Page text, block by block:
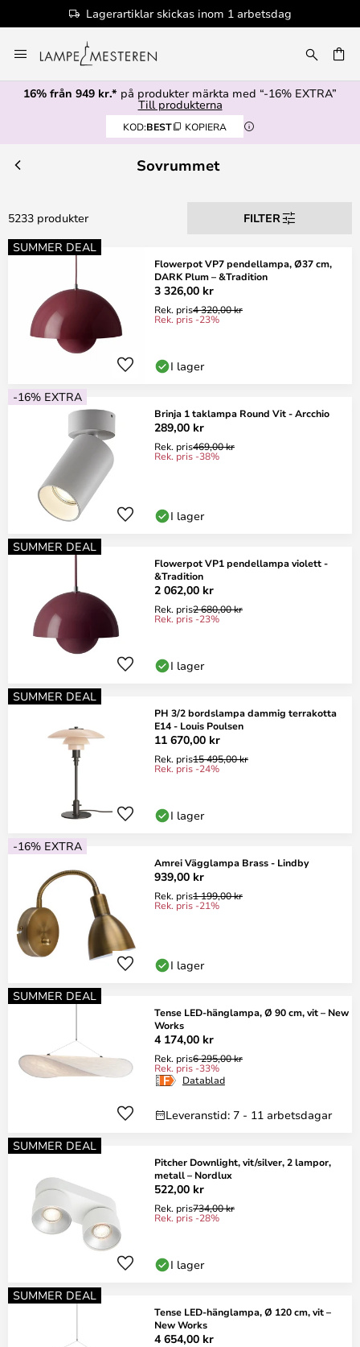
100+ designervarumärken
till
innehållet
16% från 949 kr.* på produkter märkta med “-16% EXTRA”
Till produkterna
KOD:BEST KOPIERA
Sovrummet
5233 produkter
FILTER
SUMMER DEAL
Flowerpot VP7 pendellampa, Ø37 cm,
DARK Plum – &Tradition
3 326,00 kr
Rek. pris4 320,00 kr
Rek. pris -23%
I lager
-16% EXTRA
Brinja 1 taklampa Round Vit - Arcchio
289,00 kr
Rek. pris469,00 kr
Rek. pris -38%
I lager
SUMMER DEAL
Flowerpot VP1 pendellampa violett -
&Tradition
2 062,00 kr
Rek. pris2 680,00 kr
Rek. pris -23%
I lager
SUMMER DEAL
PH 3/2 bordslampa dammig terrakotta
E14 - Louis Poulsen
11 670,00 kr
Rek. pris15 495,00 kr
Rek. pris -24%
I lager
-16% EXTRA
Amrei Vägglampa Brass - Lindby
939,00 kr
Rek. pris1 199,00 kr
Rek. pris -21%
I lager
SUMMER DEAL
Tense LED-hänglampa, Ø 90 cm, vit – New
Works
4 174,00 kr
Rek. pris6 295,00 kr
Rek. pris -33%
Datablad
Leveranstid: 7 - 11 arbetsdagar
SUMMER DEAL
Pitcher Downlight, vit/silver, 2 lampor,
metall – Nordlux
522,00 kr
Rek. pris734,00 kr
Rek. pris -28%
I lager
SUMMER DEAL
Tense LED-hänglampa, Ø 120 cm, vit –
New Works
4 654,00 kr